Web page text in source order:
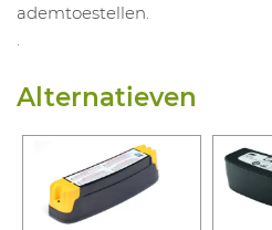
ademtoestellen.
Alternatieven